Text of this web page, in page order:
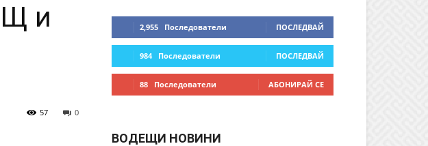
и
0
57
2,955 Последователи ПОСЛЕДВАЙ
984 Последователи ПОСЛЕДВАЙ
88 Последователи АБОНИРАЙ СЕ
ВОДЕЩИ НОВИНИ